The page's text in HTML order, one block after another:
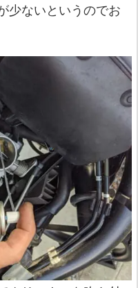
少ないというのでお